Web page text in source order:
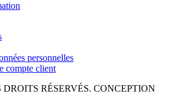
personnelles
compte client
RÉSERVÉS. CONCEPTION